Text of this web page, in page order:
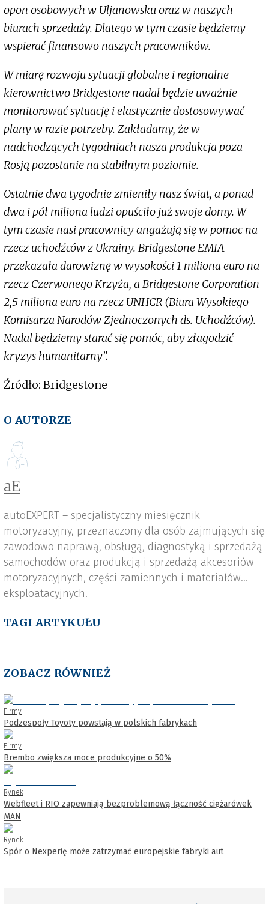
opon osobowych w Uljanowsku oraz w naszych
biurach sprzedaży. Dlatego w tym czasie będziemy
wspierać finansowo naszych pracowników.
W miarę rozwoju sytuacji globalne i regionalne
kierownictwo Bridgestone nadal będzie uważnie
monitorować sytuację i elastycznie dostosowywać
plany w razie potrzeby. Zakładamy, że w
nadchodzących tygodniach nasza produkcja poza
Rosją pozostanie na stabilnym poziomie.
Ostatnie dwa tygodnie zmieniły nasz świat, a ponad
dwa i pół miliona ludzi opuściło już swoje domy. W
tym czasie nasi pracownicy angażują się w pomoc na
rzecz uchodźców z Ukrainy. Bridgestone EMIA
przekazała darowiznę w wysokości 1 miliona euro na
rzecz Czerwonego Krzyża, a Bridgestone Corporation
2,5 miliona euro na rzecz UNHCR (Biura Wysokiego
Komisarza Narodów Zjednoczonych ds. Uchodźców).
Nadal będziemy starać się pomóc, aby złagodzić
kryzys humanitarny”.
Źródło: Bridgestone
O AUTORZE
aE
autoEXPERT – specjalistyczny miesięcznik
motoryzacyjny, przeznaczony dla osób zajmujących się
zawodowo naprawą, obsługą, diagnostyką i sprzedażą
samochodów oraz produkcją i sprzedażą akcesoriów
motoryzacyjnych, części zamiennych i materiałów
eksploatacyjnych.
TAGI ARTYKUŁU
ZOBACZ RÓWNIEŻ
Firmy
Podzespoły Toyoty powstają w polskich fabrykach
Firmy
Brembo zwiększa moce produkcyjne o 50%
Rynek
Webfleet i RIO zapewniają bezproblemową łączność ciężarówek
MAN
Rynek
Spór o Nexperię może zatrzymać europejskie fabryki aut